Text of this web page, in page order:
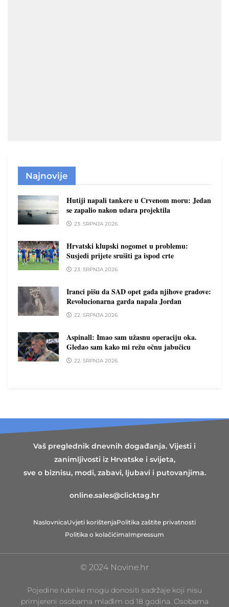
Najnovije
Hutiji napali tankere u Crvenom moru: Jedan
se zapalio nakon udara projektila
23. SRPNJA 2026.
Hrvatski klupski nogomet u problemu:
Susjedi prijete srušiti ga ispod crte
23. SRPNJA 2026.
Iranci pišu da SAD opet gađa njihove gradove:
Revolucionarna garda napala Jordan
22. SRPNJA 2026.
Aspinall: Imao sam užasnu operaciju oka.
Gledao sam kako mi režu očnu jabučicu
22. SRPNJA 2026.
Vaš preglednik dnevnih događanja. Vijesti i
zanimljivosti iz Hrvatske i svijeta,
sve o biznisu, modi, zabavi, ljubavi i putovanjima.
online.sales@clicktag.hr
NaslovnicaUvjeti korištenjaPolitika zaštite privatnosti
Politika o kolačićimaImpressum
© 2024 Novine.hr
Pojedine rubrike mogu donositi sadržaje koji nisu
primjereni osobama mlađim od 18 godina. Osobama